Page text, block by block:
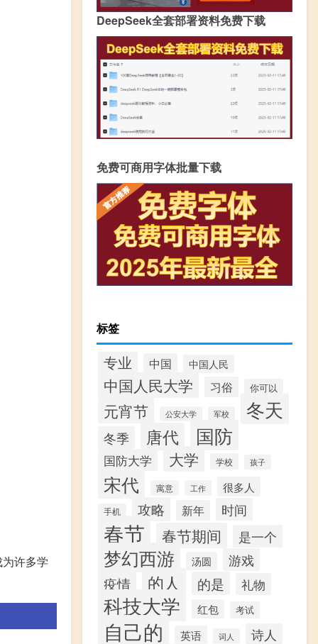
许多学
DeepSeek全套部署资料免费下载
免费可商用字体批量下载
标签
专业 中国 中国人民
中国人民大学 习俗 你可以
元宵节 公安大学 军校 冬天
冬季 唐代 国防
国防大学 大学 学校 孩子
宋代 寓意 工作 很多人
手机 攻略 新年 时间
春节 春节期间 是一个
梦幻西游 汤圆 游戏
疫情 的人 的是 礼物
科技大学 红包 考试
自己的 英语 词人 诗人